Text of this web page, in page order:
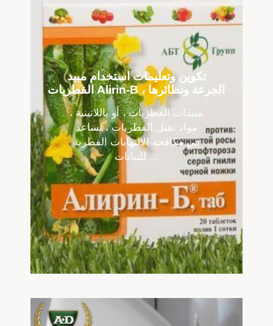
تكوين وتعليمات استخدام مبيد
الفطريات Alirin-B ، الجرعة ونظائرها
مبيدات الفطريات ، أو باللاتينية ،
مواد تقتل الفطريات ، تساعد
في مكافحة الالتهابات الفطرية
للنباتات ...